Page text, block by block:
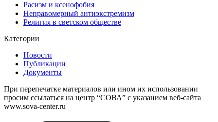
Расизм и ксенофобия
Неправомерный антиэкстремизм
Религия в светском обществе
Категории
Новости
Публикации
Документы
При перепечатке материалов или ином их использовании
просим ссылаться на центр “СОВА” с указанием веб-сайта
www.sova-center.ru